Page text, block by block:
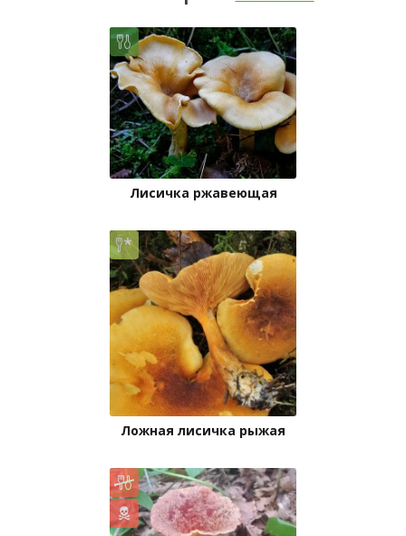
Лисичка ржавеющая
Ложная лисичка рыжая